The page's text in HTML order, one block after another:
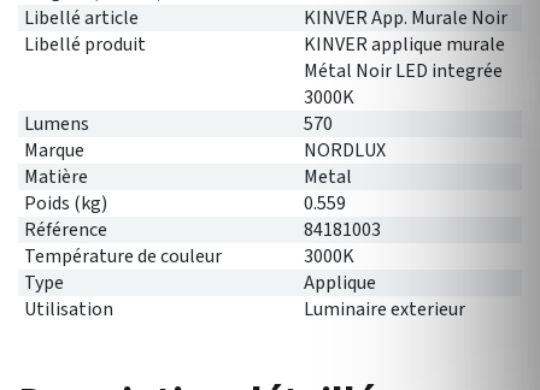
Libellé article
KINVER App. Murale Noir
Libellé produit
KINVER applique murale
Métal Noir LED integrée
3000K
Lumens
570
Marque
NORDLUX
Matière
Metal
Poids (kg)
0.559
Référence
84181003
Température de couleur
3000K
Type
Applique
Utilisation
Luminaire exterieur